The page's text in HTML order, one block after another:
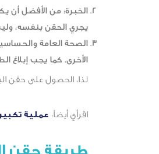
الخبرة: من الأفضل أن
يجري الحقن بنفسه،
الصحة العامة
الأخرى. كما يجب
لذا، الحصول على حقن
اقرأي أيضاً: عملية
طريقة حقن